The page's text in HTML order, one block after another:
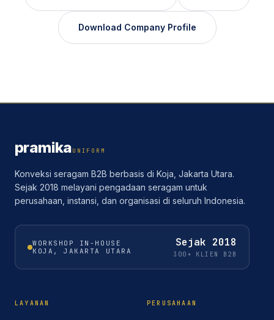
Download Company Profile
pramikaUNIFORM
Konveksi seragam B2B berbasis di Koja, Jakarta Utara.
Sejak 2018 melayani pengadaan seragam untuk
perusahaan, instansi, dan organisasi di seluruh Indonesia.
WORKSHOP IN-HOUSE
KOJA, JAKARTA UTARA
Sejak 2018
300+ KLIEN B2B
LAYANAN PERUSAHAAN